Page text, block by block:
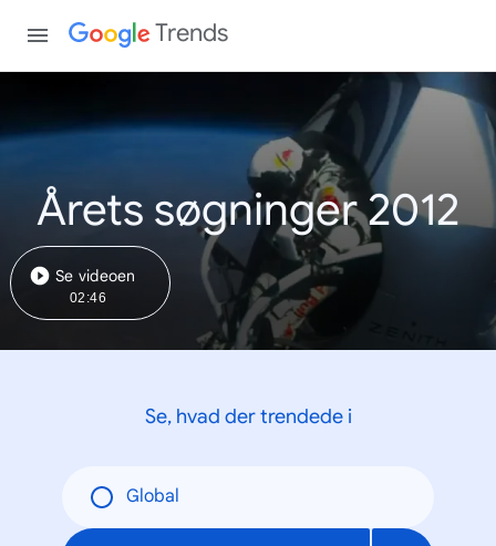
Trends
Årets søgninger 2012
Se videoen
02:46
Se, hvad der trendede i
Global